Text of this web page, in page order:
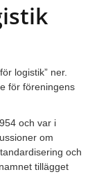
logistik” ner.
för föreningens
och var i
om
och
tillägget